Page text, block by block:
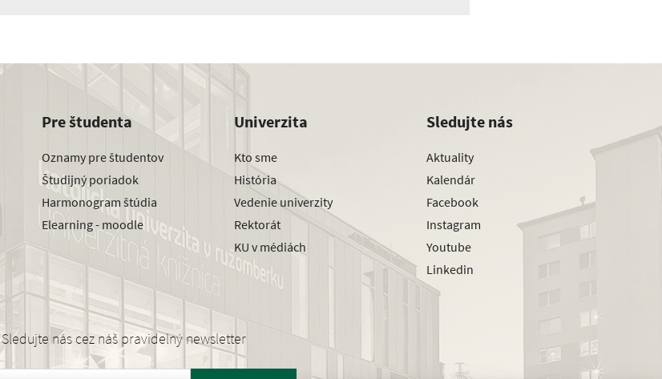
Pre študenta
Oznamy pre študentov
Študijný poriadok
Harmonogram štúdia
Elearning - moodle
Univerzita
Kto sme
História
Vedenie univerzity
Rektorát
KU v médiách
Sledujte nás
Aktuality
Kalendár
Facebook
Instagram
Youtube
Linkedin
Sledujte nás cez náš pravidelný newsletter